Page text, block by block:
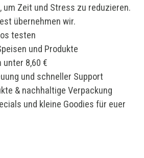
Zeit und Stress zu reduzieren.
übernehmen wir.
testen
und Produkte
unter 8,60 €
und schneller Support
& nachhaltige Verpackung
und kleine Goodies für euer